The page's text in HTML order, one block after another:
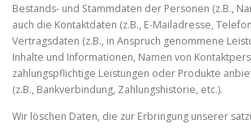
Bestands- und Stammdaten der Personen (z.B.,
auch die Kontaktdaten (z.B., E-Mailadresse,
Vertragsdaten (z.B., in Anspruch genommene
Inhalte und Informationen, Namen von
zahlungspflichtige Leistungen oder Produkte
(z.B., Bankverbindung, Zahlungshistorie, etc.).
Wir löschen Daten, die zur Erbringung unserer